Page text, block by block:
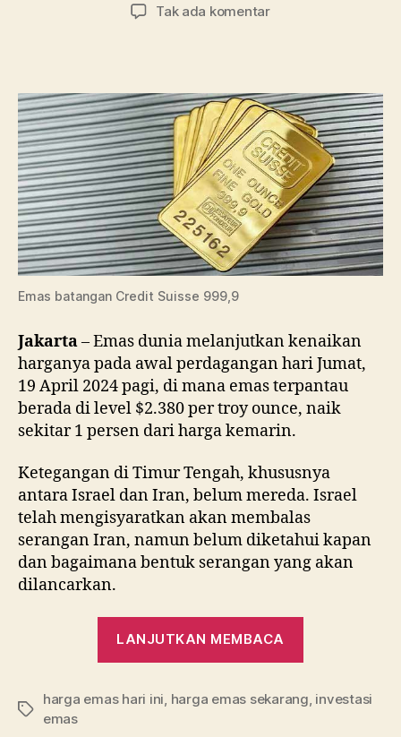
Tak ada komentarpada
Kenaikannya
Emas batangan Credit Suisse 999,9
Jakarta– Emas dunia melanjutkan kenaikan
harganya pada awal perdagangan hari Jumat,
19 April 2024 pagi, di mana emas terpantau
berada di level $2.380 per troy ounce, naik
sekitar 1 persen dari harga kemarin.
Ketegangan di Timur Tengah, khususnya
antara Israel dan Iran, belum mereda. Israel
telah mengisyaratkan akan membalas
serangan Iran, namun belum diketahui kapan
dan bagaimana bentuk serangan yang akan
dilancarkan.
LANJUTKAN MEMBACA
Tren
Tag
harga emas hari ini harga emas sekarang investasi
emas